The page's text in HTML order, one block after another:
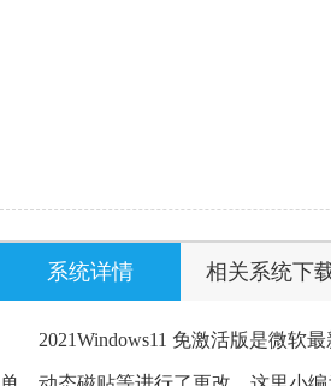
系统详情 相关系统下
2021Windows11 免激活版是微软最